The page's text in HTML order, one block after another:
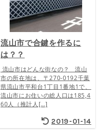
流山市で合鍵を作るに
は？？
流山市はどんな街なの？ 流山
市の所在地は、〒270-0192千葉
県流山市平和台1丁目1番地1で、
流山市にお住いの総人口は185,4
60人（推計人[…]
2019-01-14